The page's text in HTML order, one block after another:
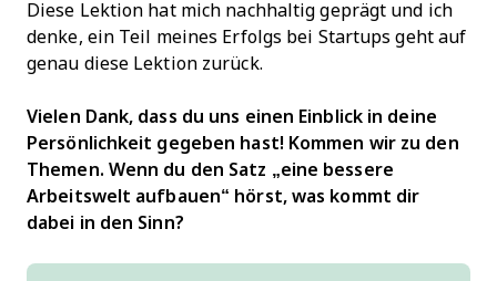
Diese Lektion hat mich nachhaltig geprägt und ich
denke, ein Teil meines Erfolgs bei Startups geht auf
genau diese Lektion zurück.
Vielen Dank, dass du uns einen Einblick in deine
Persönlichkeit gegeben hast! Kommen wir zu den
Themen. Wenn du den Satz „eine bessere
Arbeitswelt aufbauen“ hörst, was kommt dir
dabei in den Sinn?